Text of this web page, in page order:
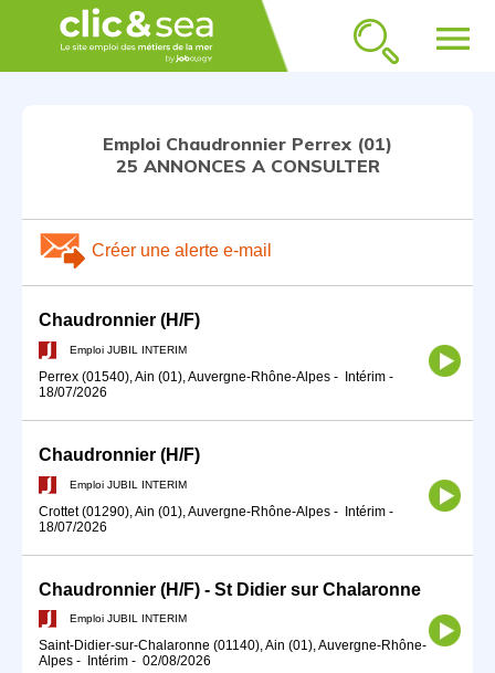
menu
Emploi Chaudronnier Perrex (01)
25 ANNONCES A CONSULTER
Créer une alerte e-mail
Chaudronnier (H/F)
Emploi JUBIL INTERIM
Perrex (01540), Ain (01), Auvergne-Rhône-Alpes - Intérim -
18/07/2026
Chaudronnier (H/F)
Emploi JUBIL INTERIM
Crottet (01290), Ain (01), Auvergne-Rhône-Alpes - Intérim -
18/07/2026
Chaudronnier (H/F) - St Didier sur Chalaronne
Emploi JUBIL INTERIM
Saint-Didier-sur-Chalaronne (01140), Ain (01), Auvergne-Rhône-
Alpes - Intérim - 02/08/2026